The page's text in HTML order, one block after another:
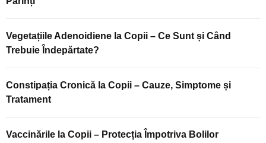
Vegetațiile Adenoidiene la Copii – Ce Sunt și Când
Trebuie Îndepărtate?
Constipația Cronică la Copii – Cauze, Simptome și
Tratament
Vaccinările la Copii – Protecția Împotriva Bolilor